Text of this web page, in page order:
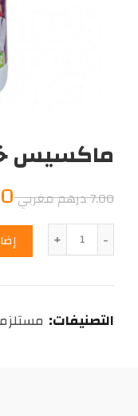
ماكسيس
7.00درهم مغربي
الكمية
التصنيفات: